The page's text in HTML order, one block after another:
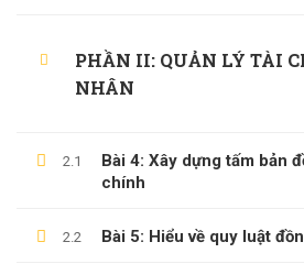
PHẦN II: QUẢN LÝ TÀI
NHÂN
2.1
Bài 4: Xây dựng tấm bản
chính
2.2 Bài 5: Hiểu về quy luật
CÔNG NGHỆ THÔNG TIN
KINH DOANH
PHÁT TRIỂN BẢN THÂN
LATEST COURSES